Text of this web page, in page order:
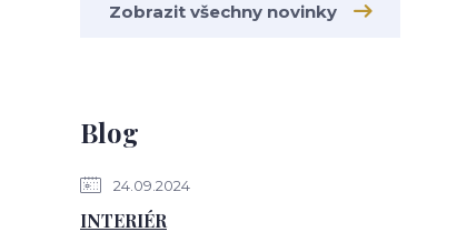
Zobrazit všechny novinky
Blog
24.09.2024
INTERIÉR